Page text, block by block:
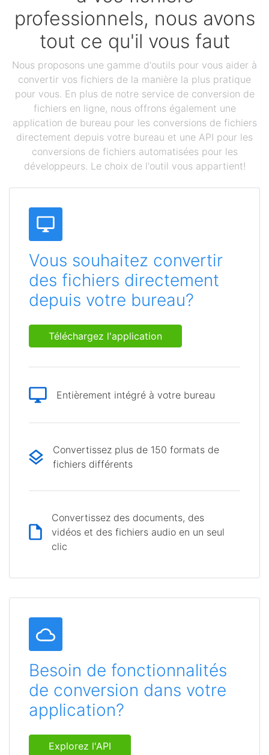
professionnels, nous avons
tout ce qu'il vous faut
Nous proposons une gamme d'outils pour vous aider à
convertir vos fichiers de la manière la plus pratique
pour vous. En plus de notre service de conversion de
fichiers en ligne, nous offrons également une
application de bureau pour les conversions de fichiers
directement depuis votre bureau et une API pour les
conversions de fichiers automatisées pour les
développeurs. Le choix de l'outil vous appartient!
Vous souhaitez convertir
des fichiers directement
depuis votre bureau?
Téléchargez l'application
Entièrement intégré à votre bureau
Convertissez plus de 150 formats de
fichiers différents
Convertissez des documents, des
vidéos et des fichiers audio en un seul
clic
Besoin de fonctionnalités
de conversion dans votre
application?
Explorez l'API